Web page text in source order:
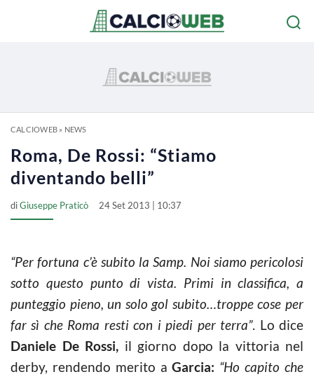
CALCIOWEB» NEWS
Roma, De Rossi: “Stiamo
diventando belli”
diGiuseppe Praticò 24 Set 2013 | 10:37
“Per fortuna c’è subito la Samp. Noi siamo pericolosi
sotto questo punto di vista. Primi in classifica, a
punteggio pieno, un solo gol subito…troppe cose per
far sì che Roma resti con i piedi per terra”. Lo dice
Daniele De Rossi, il giorno dopo la vittoria nel
derby, rendendo merito aGarcia: “Ho capito che